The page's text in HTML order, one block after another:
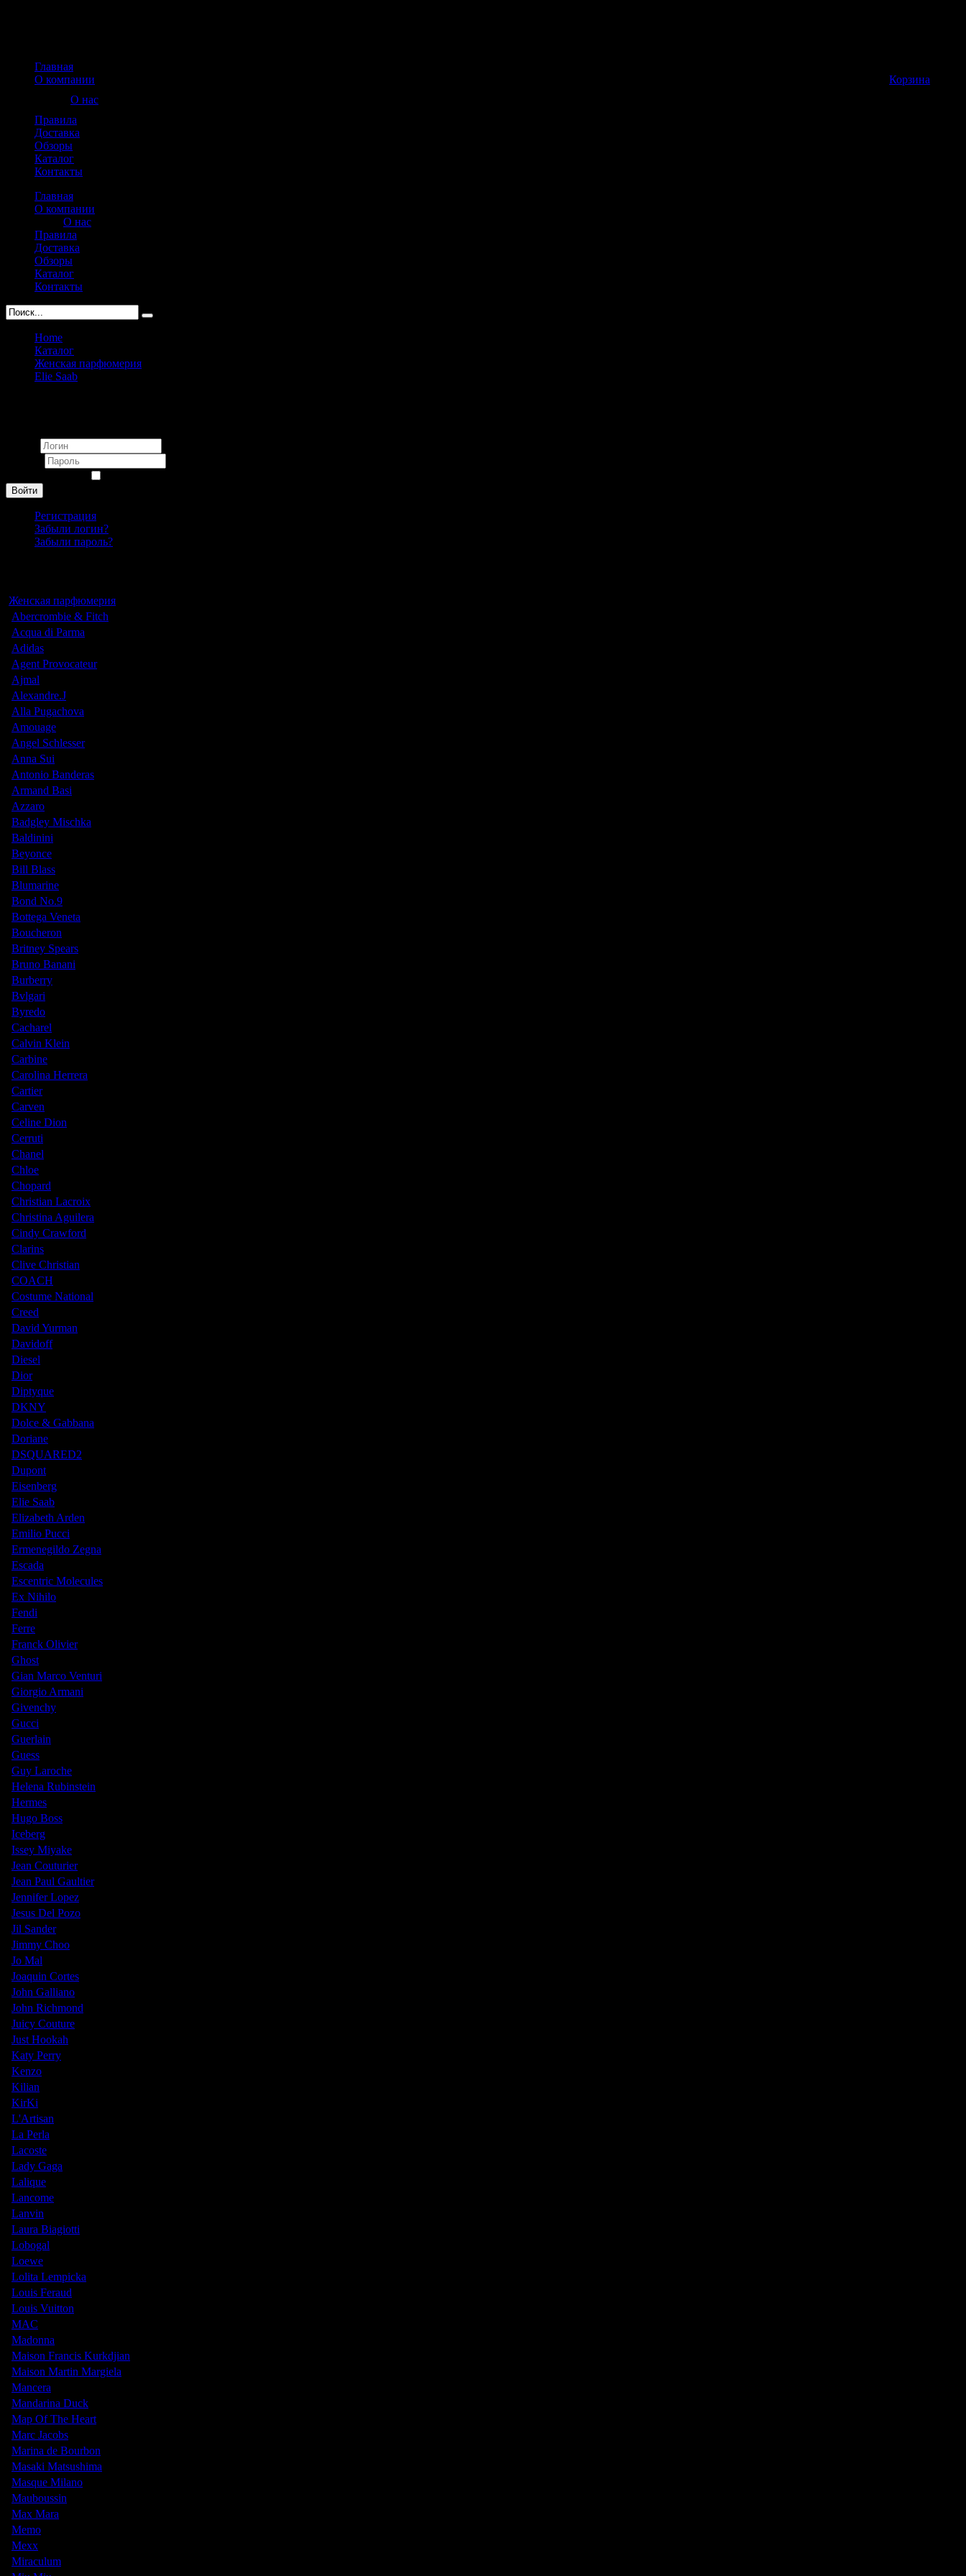
Корзина
Главная
О компании
О нас
Правила
Доставка
Обзоры
Каталог
Контакты
Главная
О компании
О нас
Правила
Доставка
Обзоры
Каталог
Контакты
Home
Каталог
Женская парфюмерия
Elie Saab
Войти
Регистрация
Забыли логин?
Забыли пароль?
Женская парфюмерия
Abercrombie & Fitch
Acqua di Parma
Adidas
Agent Provocateur
Ajmal
Alexandre.J
Alla Pugachova
Amouage
Angel Schlesser
Anna Sui
Antonio Banderas
Armand Basi
Azzaro
Badgley Mischka
Baldinini
Beyonce
Bill Blass
Blumarine
Bond No.9
Bottega Veneta
Boucheron
Britney Spears
Bruno Banani
Burberry
Bvlgari
Byredo
Cacharel
Calvin Klein
Carbine
Carolina Herrera
Cartier
Carven
Celine Dion
Cerruti
Chanel
Chloe
Chopard
Christian Lacroix
Christina Aguilera
Cindy Crawford
Clarins
Clive Christian
COACH
Costume National
Creed
David Yurman
Davidoff
Diesel
Dior
Diptyque
DKNY
Dolce & Gabbana
Doriane
DSQUARED2
Dupont
Eisenberg
Elie Saab
Elizabeth Arden
Emilio Pucci
Ermenegildo Zegna
Escada
Escentric Molecules
Ex Nihilo
Fendi
Ferre
Franck Olivier
Ghost
Gian Marco Venturi
Giorgio Armani
Givenchy
Gucci
Guerlain
Guess
Guy Laroche
Helena Rubinstein
Hermes
Hugo Boss
Iceberg
Issey Miyake
Jean Couturier
Jean Paul Gaultier
Jennifer Lopez
Jesus Del Pozo
Jil Sander
Jimmy Choo
Jo Mal
Joaquin Cortes
John Galliano
John Richmond
Juicy Couture
Just Hookah
Katy Perry
Kenzo
Kilian
KirKi
L'Artisan
La Perla
Lacoste
Lady Gaga
Lalique
Lancome
Lanvin
Laura Biagiotti
Lobogal
Loewe
Lolita Lempicka
Louis Feraud
Louis Vuitton
MAC
Madonna
Maison Francis Kurkdjian
Maison Martin Margiela
Mancera
Mandarina Duck
Map Of The Heart
Marc Jacobs
Marina de Bourbon
Masaki Matsushima
Masque Milano
Mauboussin
Max Mara
Memo
Mexx
Miraculum